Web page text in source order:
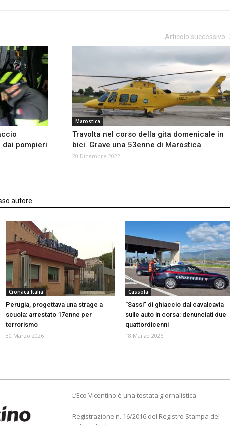
dai pompieri
Articolo successivo
Marostica
Travolta nel corso della gita domenicale in
bici. Grave una 53enne di Marostica
20 Dicembre 2022
autore
Cronaca Italia
Perugia, progettava una strage a
scuola: arrestato 17enne per
terrorismo
30 Marzo 2026
Cassola
“Sassi” di ghiaccio dal cavalcavia
sulle auto in corsa: denunciati due
quattordicenni
18 Marzo 2026
L’Eco Vicentino è una testata giornalistica
Registrazione n. 16/2016 del Registro Stampa del